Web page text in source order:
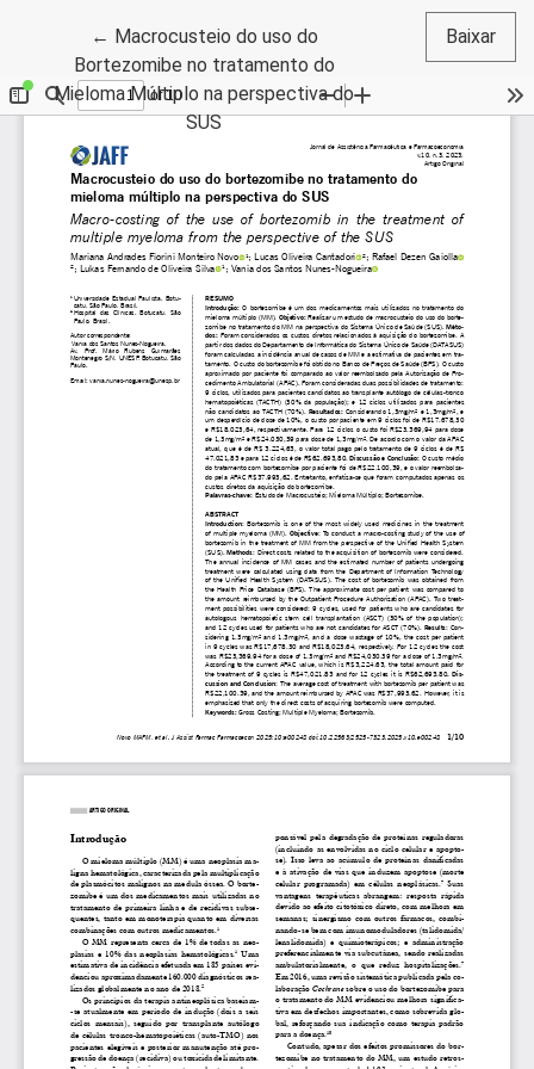
← Voltar aos Detalhes do Artigo
Macrocusteio do uso do
Bortezomibe no tratamento do
Mieloma Múltiplo na perspectiva do
SUS
Baixar